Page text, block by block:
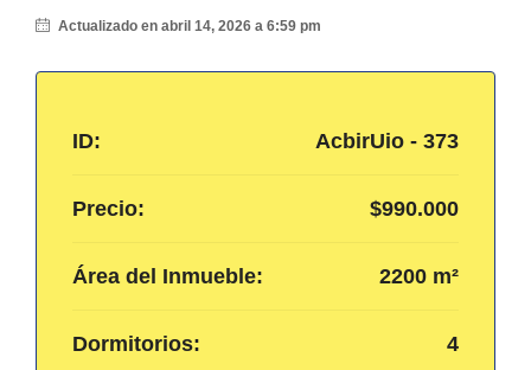
Actualizado en abril 14, 2026 a 6:59 pm
ID: AcbirUio - 373
Precio: $990.000
Área del Inmueble: 2200 m²
Dormitorios: 4